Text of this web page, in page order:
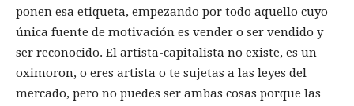
ponen esa etiqueta, empezando por todo aquello cuyo
única fuente de motivación es vender o ser vendido y
ser reconocido. El artista-capitalista no existe, es un
oximoron, o eres artista o te sujetas a las leyes del
mercado, pero no puedes ser ambas cosas porque las